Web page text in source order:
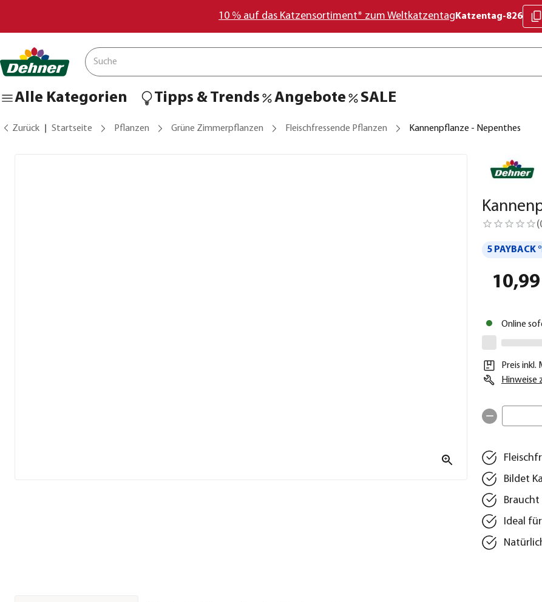
10 % auf das Katzensortiment* zum Weltkatzentag Katzentag-826
Alle Kategorien Tipps & Trends Angebote SALE
Zurück Startseite Pflanzen Grüne Zimmerpflanzen Fleischfressende Pflanzen Kannenpflanze - Nepenthes
(
5 PAYBACK
Online
Preis inkl.
Hinweise
Bildet
Ideal